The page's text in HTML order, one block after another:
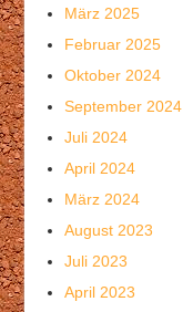
März 2025
Februar 2025
Oktober 2024
September 2024
Juli 2024
April 2024
März 2024
August 2023
Juli 2023
April 2023